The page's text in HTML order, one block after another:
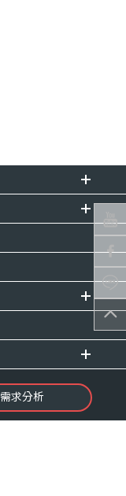
需求分析